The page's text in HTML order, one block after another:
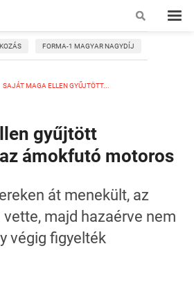
FORMA-1 MAGYAR NAGYDÍJ
SAJÁT MAGA ELLEN GYŰJTÖTT...
gyűjtött
ámokfutó motoros
át menekült, az
majd hazaérve nem
végig figyelték